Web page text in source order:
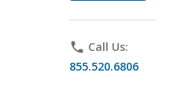
phone Call Us:
855.520.6806